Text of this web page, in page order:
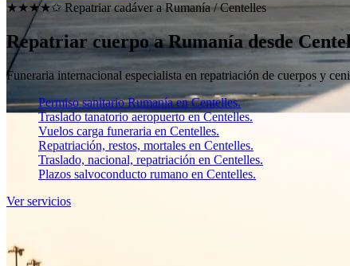
★★★★✩ Repatriar cadáver a Rumanía /Centelles
Repatriar cuerpo a Rumanía desde
Funeraria internacional especialista en repatriación de cuerpos y
Permiso sanitario Rumanía en Centelles.
Traslado tanatorio aeropuerto en Centelles.
Vuelos carga funeraria en Centelles.
Repatriación, restos, mortales en Centelles.
Traslado, nacional, repatriación en Centelles.
Plazos salvoconducto rumano en Centelles.
Ver servicios